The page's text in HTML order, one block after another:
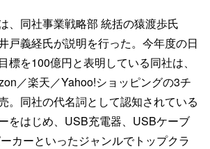
、同社事業戦略部 統括の猿渡歩氏
戸義経氏が説明を行った。今年度の日
標を100億円と表明している同社は、
／楽天／Yahoo!ショッピングの3チ
。同社の代名詞として認知されている
をはじめ、USB充電器、USBケーブ
カーといったジャンルでトップクラ